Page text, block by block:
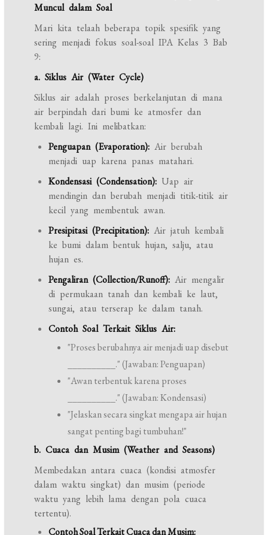
Muncul dalam Soal
Mari kita telaah beberapa topik spesifik yang
sering menjadi fokus soal-soal IPA Kelas 3 Bab
9:
a. Siklus Air (Water Cycle)
Siklus air adalah proses berkelanjutan di mana
air berpindah dari bumi ke atmosfer dan
kembali lagi. Ini melibatkan:
Penguapan (Evaporation): Air berubah
menjadi uap karena panas matahari.
Kondensasi (Condensation): Uap air
mendingin dan berubah menjadi titik-titik air
kecil yang membentuk awan.
Presipitasi (Precipitation): Air jatuh kembali
ke bumi dalam bentuk hujan, salju, atau
hujan es.
Pengaliran (Collection/Runoff): Air mengalir
di permukaan tanah dan kembali ke laut,
sungai, atau terserap ke dalam tanah.
Contoh Soal Terkait Siklus Air:
"Proses berubahnya air menjadi uap disebut
__________." (Jawaban: Penguapan)
"Awan terbentuk karena proses
__________." (Jawaban: Kondensasi)
"Jelaskan secara singkat mengapa air hujan
sangat penting bagi tumbuhan!"
b. Cuaca dan Musim (Weather and Seasons)
Membedakan antara cuaca (kondisi atmosfer
dalam waktu singkat) dan musim (periode
waktu yang lebih lama dengan pola cuaca
tertentu).
Contoh Soal Terkait Cuaca dan Musim: